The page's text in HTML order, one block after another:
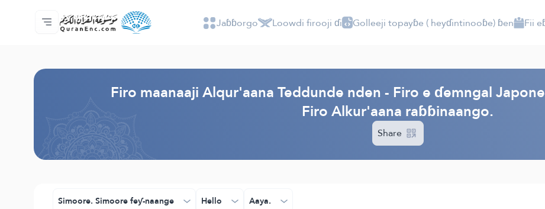
Jaɓɓorgo
Loowdi firooji ɗi
Audio
Golleeji topayɓe ( heyɗintinooɓe) ɓen - API
Fii eɓɓoore nde
Humpo'ndir e amen
Ɗemngal Jaɓɓorgo Loowdi firooji ɗi Golleeji topayɓe ( heyɗintinooɓe) ɓen Fii
Firo maanaaji Alqur'aana Teddunde nden - Firo e ɗemngal
Firo Alkur'aana raɓɓinaango.
Share
Simoore. Simoore feƴ-naange Hello Aaya.